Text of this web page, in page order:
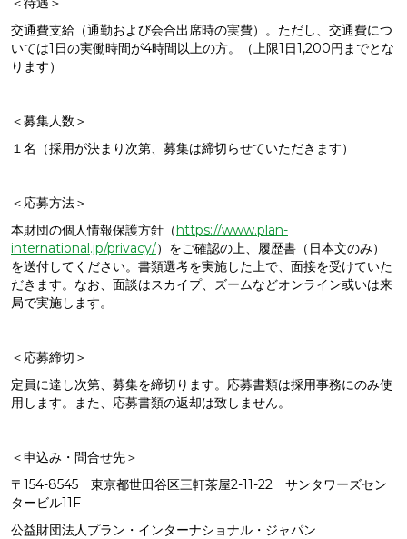
交通費支給（通勤および会合出席時の実費）。ただし、交通費につ
いては1日の実働時間が4時間以上の方。（上限1日1,200円までとな
ります）
＜募集人数＞
１名（採用が決まり次第、募集は締切らせていただきます）
＜応募方法＞
本財団の個人情報保護方針（https://www.plan-
international.jp/privacy/）をご確認の上、履歴書（日本文のみ）
を送付してください。書類選考を実施した上で、面接を受けていた
だきます。なお、面談はスカイプ、ズームなどオンライン或いは来
局で実施します。
＜応募締切＞
定員に達し次第、募集を締切ります。応募書類は採用事務にのみ使
用します。また、応募書類の返却は致しません。
＜申込み・問合せ先＞
〒154-8545 東京都世田谷区三軒茶屋2-11-22 サンタワーズセン
タービル11F
公益財団法人プラン・インターナショナル・ジャパン